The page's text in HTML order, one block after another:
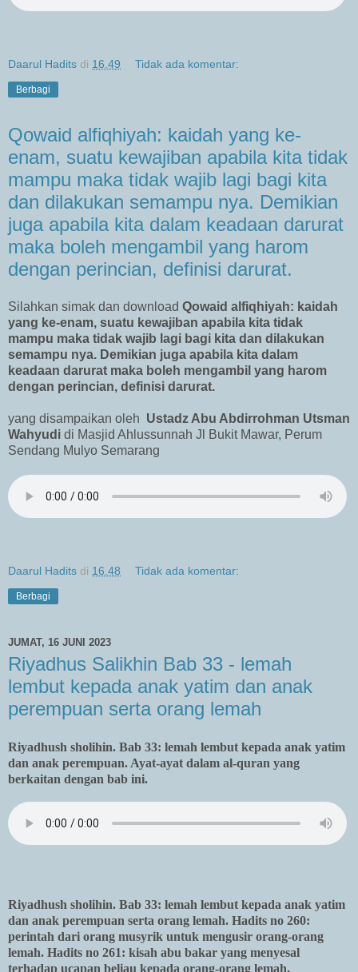
Daarul Hadits di 16.49 Tidak ada komentar:
Berbagi
Qowaid alfiqhiyah: kaidah yang ke-
enam, suatu kewajiban apabila kita tidak
mampu maka tidak wajib lagi bagi kita
dan dilakukan semampu nya. Demikian
juga apabila kita dalam keadaan darurat
maka boleh mengambil yang harom
dengan perincian, definisi darurat.
Silahkan simak dan download Qowaid alfiqhiyah: kaidah
yang ke-enam, suatu kewajiban apabila kita tidak
mampu maka tidak wajib lagi bagi kita dan dilakukan
semampu nya. Demikian juga apabila kita dalam
keadaan darurat maka boleh mengambil yang harom
dengan perincian, definisi darurat.
yang disampaikan oleh Ustadz Abu Abdirrohman Utsman
Wahyudi di Masjid Ahlussunnah Jl Bukit Mawar, Perum
Sendang Mulyo Semarang
Daarul Hadits di 16.48 Tidak ada komentar:
Berbagi
JUMAT, 16 JUNI 2023
Riyadhus Salikhin Bab 33 - lemah
lembut kepada anak yatim dan anak
perempuan serta orang lemah
Riyadhush sholihin. Bab 33: lemah lembut kepada anak yatim
dan anak perempuan. Ayat-ayat dalam al-quran yang
berkaitan dengan bab ini.
Riyadhush sholihin. Bab 33: lemah lembut kepada anak yatim
dan anak perempuan serta orang lemah. Hadits no 260:
perintah dari orang musyrik untuk mengusir orang-orang
lemah. Hadits no 261: kisah abu bakar yang menyesal
terhadap ucapan beliau kepada orang-orang lemah.